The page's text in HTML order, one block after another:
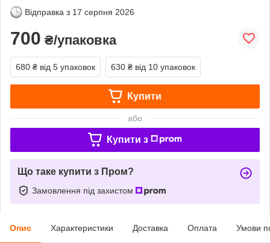
Відправка з 17 серпня 2026
700 ₴/упаковка
680 ₴ від 5 упаковок 630 ₴ від 10 упаковок
Купити
або
Купити з
Що таке купити з Пром?
Замовлення під захистом
Опис Характеристики Доставка Оплата Умови